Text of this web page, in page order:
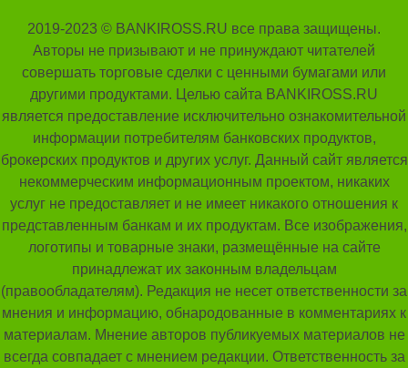
2019-2023 © BANKIROSS.RU все права защищены.
Авторы не призывают и не принуждают читателей
совершать торговые сделки с ценными бумагами или
другими продуктами. Целью сайта BANKIROSS.RU
является предоставление исключительно ознакомительной
информации потребителям банковских продуктов,
брокерских продуктов и других услуг. Данный сайт является
некоммерческим информационным проектом, никаких
услуг не предоставляет и не имеет никакого отношения к
представленным банкам и их продуктам. Все изображения,
логотипы и товарные знаки, размещённые на сайте
принадлежат их законным владельцам
(правообладателям). Редакция не несет ответственности за
мнения и информацию, обнародованные в комментариях к
материалам. Мнение авторов публикуемых материалов не
всегда совпадает с мнением редакции. Ответственность за